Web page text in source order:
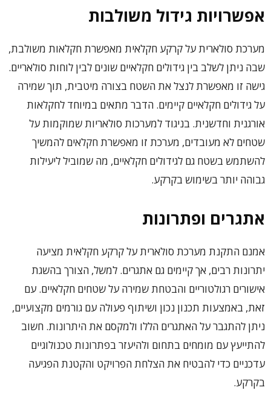
אפשרויות גידול משולבות
מערכת סולארית על קרקע חקלאית מאפשרת חקלאות משולבת,
שבה ניתן לשלב בין גידולים חקלאיים שונים לבין לוחות סולאריים.
גישה זו מאפשרת לנצל את השטח בצורה מיטבית, תוך שמירה
על גידולים חקלאיים קיימים. הדבר מתאים במיוחד לחקלאות
אורגנית וחדשנית. בניגוד למערכות סולאריות שמוקמות על
שטחים לא מעובדים, מערכת זו מאפשרת חקלאים להמשיך
להשתמש בשטח גם לגידולים חקלאיים, מה שמוביל ליעילות
גבוהה יותר בשימוש בקרקע.
אתגרים ופתרונות
אמנם התקנת מערכת סולארית על קרקע חקלאית מציעה
יתרונות רבים, אך קיימים גם אתגרים. למשל, הצורך בהשגת
אישורים רגולטוריים והבטחת שמירה על שטחים חקלאיים. עם
זאת, באמצעות תכנון נכון ושיתוף פעולה עם גורמים מקצועיים,
ניתן להתגבר על האתגרים הללו ולמקסם את היתרונות. חשוב
להתייעץ עם מומחים בתחום ולהיעזר בפתרונות טכנולוגיים
עדכניים כדי להבטיח את הצלחת הפרויקט והקטנת הפגיעה
בקרקע.